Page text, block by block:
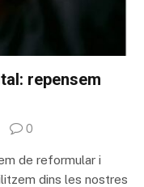
repensem
0
de reformular i
dins les nostres